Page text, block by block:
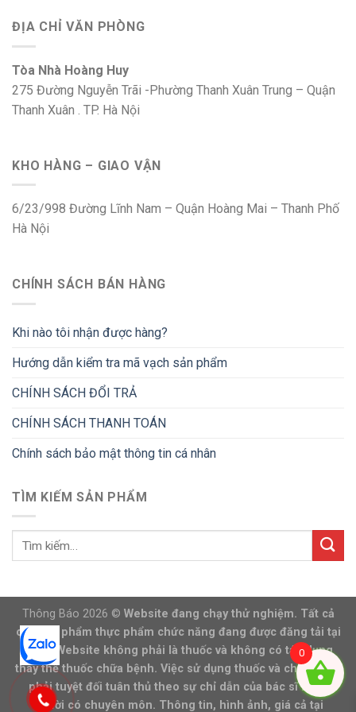
ĐỊA CHỈ VĂN PHÒNG
Tòa Nhà Hoàng Huy
275 Đường Nguyễn Trãi -Phường Thanh Xuân Trung – Quận
Thanh Xuân . TP. Hà Nội
KHO HÀNG – GIAO VẬN
6/23/998 Đường Lĩnh Nam – Quận Hoàng Mai – Thanh Phố
Hà Nội
CHÍNH SÁCH BÁN HÀNG
Khi nào tôi nhận được hàng?
Hướng dẫn kiểm tra mã vạch sản phẩm
CHÍNH SÁCH ĐỔI TRẢ
CHÍNH SÁCH THANH TOÁN
Chính sách bảo mật thông tin cá nhân
TÌM KIẾM SẢN PHẨM
Thông Báo 2026 © Website đang chạy thử nghiệm. Tất cả
các sản phẩm thực phẩm chức năng đang được đăng tải tại
trang Website không phải là thuốc và không có tác dụng
thay thế thuốc chữa bệnh. Việc sử dụng thuốc và chữa bệnh
phải tuyệt đối tuân thủ theo sự chỉ dẫn của bác sĩ hoặc
người có chuyên môn. Thông tin, hình ảnh, giá cả tại
0